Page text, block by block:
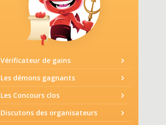
Vérificateur de gains
Les démons gagnants
Les Concours clos
Discutons des organisateurs